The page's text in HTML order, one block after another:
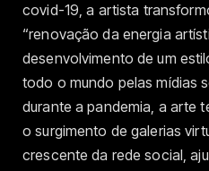
covid-19, a artista
“renovação da energia
desenvolvimento de um
todo o mundo pelas mídias
durante a pandemia, a arte
o surgimento de galerias
crescente da rede social,